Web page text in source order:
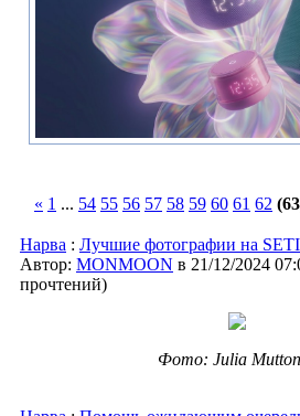
« 1 ... 54 55 56 57 58 59 60 61 62
Нарва : Лучшие фотографии на
Автор: MONMOON в 21/12/2024
прочтений)
Фото: Julia